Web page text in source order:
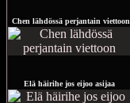
Chen lähdössä perjantain viettoon
Elä häirihe jos eijoo asijaa